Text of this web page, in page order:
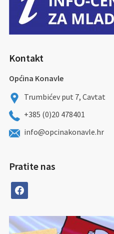
Kontakt
Općina Konavle
Trumbićev put 7, Cavtat
+385 (0)20 478401
info@opcinakonavle.hr
Pratite nas
facebook